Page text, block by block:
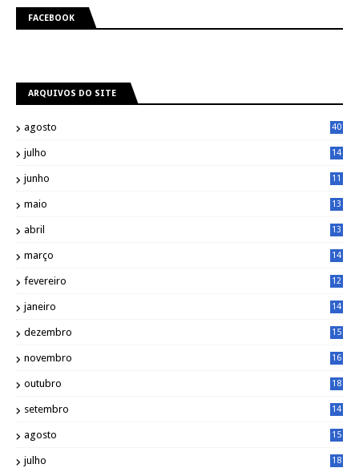
FACEBOOK
ARQUIVOS DO SITE
agosto 40
julho
14
junho
11
maio
13
abril
13
março
14
fevereiro
12
janeiro
14
dezembro
15
novembro
16
outubro
18
setembro
14
agosto
15
julho
18